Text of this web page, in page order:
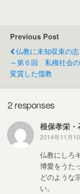
e
b
o
o
k
er
Previous Post
仏教に未知収束の
～第６回 私権社会
変質した儒教
2 responses
根保孝栄・
2014年11月
仏教にしろ
博愛をうた
どのような
い。